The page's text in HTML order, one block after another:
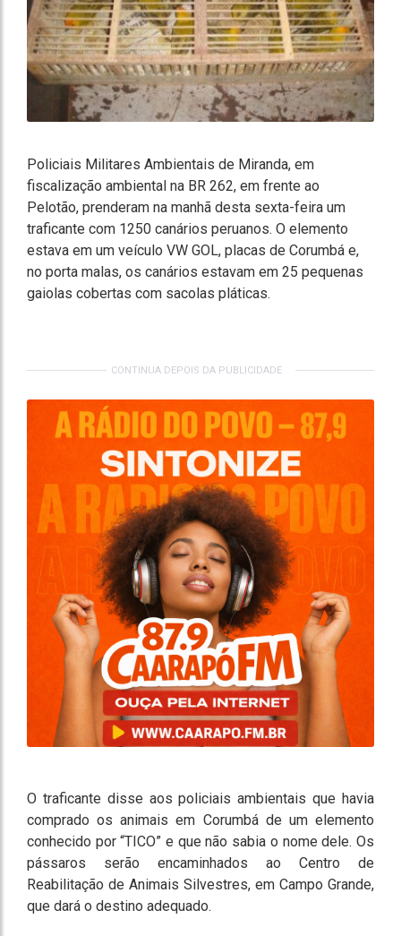
Policiais Militares Ambientais de Miranda, em
fiscalização ambiental na BR 262, em frente ao
Pelotão, prenderam na manhã desta sexta-feira um
traficante com 1250 canários peruanos. O elemento
estava em um veículo VW GOL, placas de Corumbá e,
no porta malas, os canários estavam em 25 pequenas
gaiolas cobertas com sacolas pláticas.
CONTINUA DEPOIS DA PUBLICIDADE
O traficante disse aos policiais ambientais que havia
comprado os animais em Corumbá de um elemento
conhecido por “TICO” e que não sabia o nome dele. Os
pássaros serão encaminhados ao Centro de
Reabilitação de Animais Silvestres, em Campo Grande,
que dará o destino adequado.